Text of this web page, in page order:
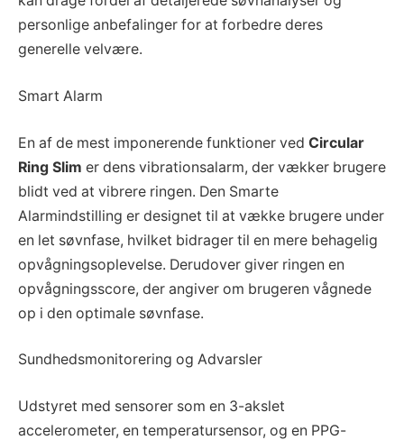
personlige anbefalinger for at forbedre deres
generelle velvære.
Smart Alarm
En af de mest imponerende funktioner ved Circular
Ring Slim er dens vibrationsalarm, der vækker brugere
blidt ved at vibrere ringen. Den Smarte
Alarmindstilling er designet til at vække brugere under
en let søvnfase, hvilket bidrager til en mere behagelig
opvågningsoplevelse. Derudover giver ringen en
opvågningsscore, der angiver om brugeren vågnede
op i den optimale søvnfase.
Sundhedsmonitorering og Advarsler
Udstyret med sensorer som en 3-akslet
accelerometer, en temperatursensor, og en PPG-